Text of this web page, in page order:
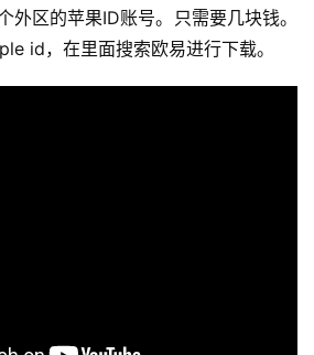
外区的苹果ID账号。只需要几块钱。
id，在里面搜索欧易进行下载。